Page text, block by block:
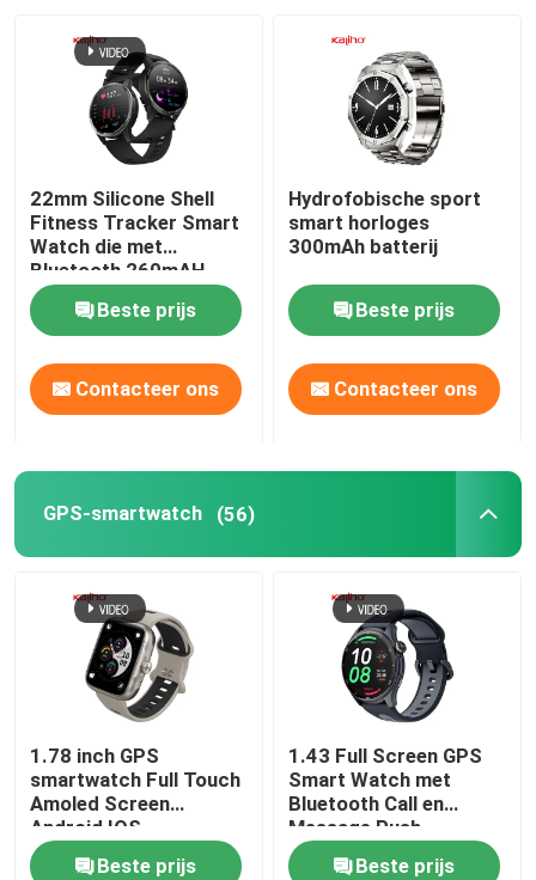
Ongeveer ons
Fabrieksreis
Kwaliteitscontrole
Contacteer ons
Verzoek om een Citaat
GPS-smartwatch
4G Smartwatch
4G Cloud-telefoon
4G Android Smartwatch
Het Slimme horloge van ECG
22mm Silicone Shell
Fitness Tracker Smart
Watch die met
Bluetooth 260mAH
roepen
Beste prijs
Contacteer ons
Hydrofobische sport
smart horloges
300mAh batterij
Beste prijs
Contacteer ons
GPS-smartwatch (56)
1.78 inch GPS
smartwatch Full Touch
Amoled Screen
Android IOS
Smartwatch BT bellen
Beste prijs
1.43 Full Screen GPS
Smart Watch met
Bluetooth Call en
Message Push
Beste prijs